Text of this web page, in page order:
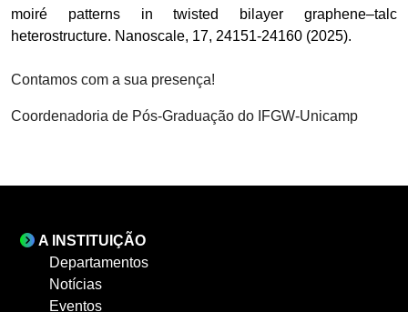
moiré patterns in twisted bilayer graphene–talc
heterostructure. Nanoscale, 17, 24151-24160 (2025).
Contamos com a sua presença!
Coordenadoria de Pós-Graduação do IFGW-Unicamp
A INSTITUIÇÃO
Departamentos
Notícias
Eventos